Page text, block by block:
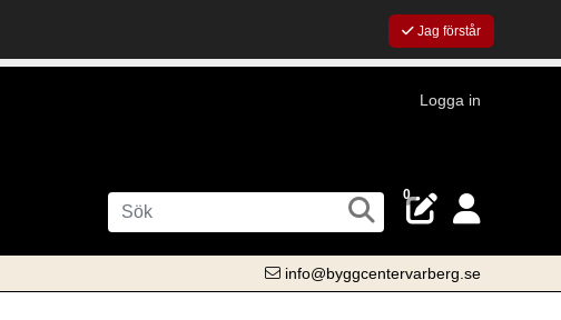
Jag förstår
Logga in
0
info@byggcentervarberg.se